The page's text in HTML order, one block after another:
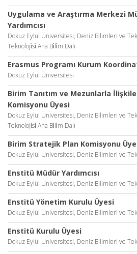
Uygulama ve Araştırma Merkezi
Yardımcısı
Dokuz Eylül Üniversitesi, Deniz Bilimleri ve
Teknoloji̇si̇ Ana Bi̇li̇m Dalı
Erasmus Programı Kurum
Dokuz Eylül Üniversitesi
Birim Tanıtım ve Mezunlarla
Komisyonu Üyesi
Dokuz Eylül Üniversitesi, Deniz Bilimleri ve
Teknoloji̇si̇ Ana Bi̇li̇m Dalı
Birim Stratejik Plan Komisyonu
Dokuz Eylül Üniversitesi, Deniz Bilimleri ve
Enstitü Müdür Yardımcısı
Dokuz Eylül Üniversitesi, Deniz Bilimleri ve
Enstitü Yönetim Kurulu Üyesi
Dokuz Eylül Üniversitesi, Deniz Bilimleri ve
Enstitü Kurulu Üyesi
Dokuz Eylül Üniversitesi, Deniz Bilimleri ve